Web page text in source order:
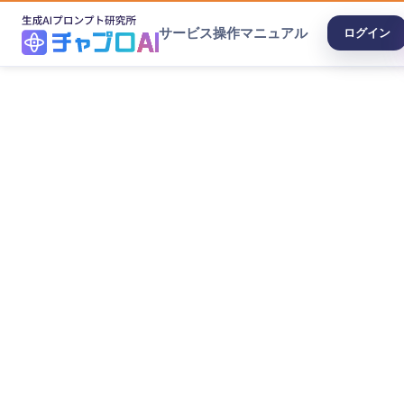
サービス操作マニュアル ログイン